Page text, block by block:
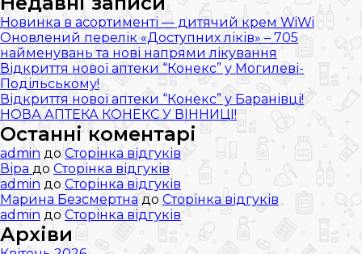
МАТЕРІ
Новинка в асортименті — дитячий крем WiWi
Оновлений перелік «Доступних ліків» – 705
найменувань та нові напрями лікування
Відкриття нової аптеки “Конекс” у Могилеві-
Подільському!
Відкриття нової аптеки “Конекс” у Баранівці!
НОВА АПТЕКА КОНЕКС У ВІННИЦІ!
Останні коментарі
admin до Сторінка відгуків
Віра до Сторінка відгуків
admin до Сторінка відгуків
Марина Безсмертна до Сторінка відгуків
admin до Сторінка відгуків
Архіви